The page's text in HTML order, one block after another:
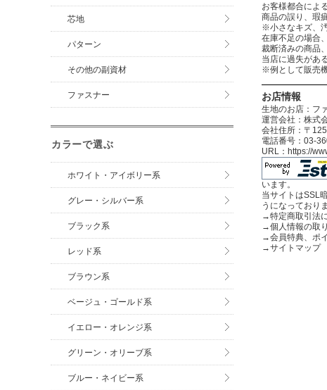
お客様都合によ
商品の誤り、瑕
※小さなキズ、
在庫不足の場合
裁断済みの商品
当店に過失があ
※例として販売
お店情報
生地のお店：フ
運営会社：株式
会社住所：〒
電話番号：03-
URL：https://
います。
当サイトはSSL
うになっており
→特定商取引法
→個人情報の取
→会員特典、ポ
→サイトマップ
芯地
パターン
その他の副資材
ファスナー
カラーで選ぶ
ホワイト・アイボリー系
グレー・シルバー系
ブラック系
レッド系
ブラウン系
ベージュ・ゴールド系
イエロー・オレンジ系
グリーン・オリーブ系
ブルー・ネイビー系